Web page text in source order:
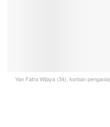
Yan Fatra Wijaya (34), korban